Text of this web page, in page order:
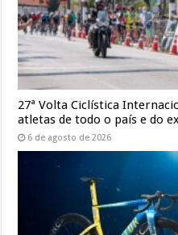
27ª Volta Ciclística
atletas de todo o país e do
6 de agosto de 2026